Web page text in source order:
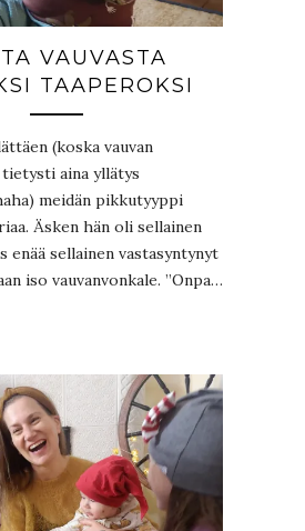
VAUVASTA
TAAPEROKSI
(koska vauvan
aina yllätys
meidän pikkutyyppi
Äsken hän oli sellainen
enää sellainen vastasyntynyt
iso vauvanvonkale. ”Onpa…